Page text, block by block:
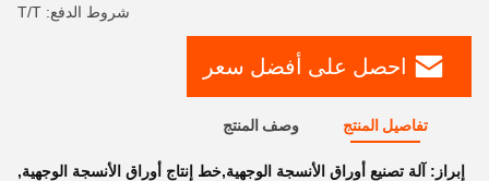
شروط الدفع: T/T
احصل على أفضل سعر
تفاصيل المنتج وصف المنتج
إبراز: آلة تصنيع أوراق الأنسجة الوجهية,خط إنتاج أوراق الأنسجة الوجهية,